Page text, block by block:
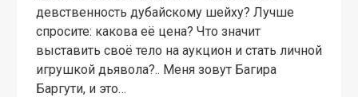
девственность дубайскому шейху? Лучше
спросите: какова её цена? Что значит
выставить своё тело на аукцион и стать личной
игрушкой дьявола?.. Меня зовут Багира
Баргути, и это…